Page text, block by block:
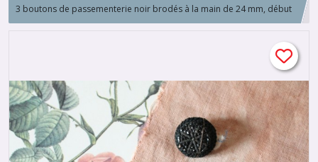
3 boutons de passementerie noir brodés à la main de 24 mm, début